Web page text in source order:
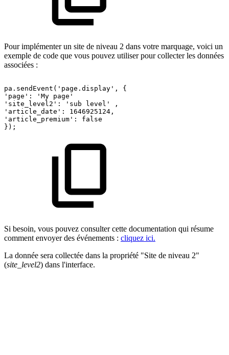
Pour implémenter un site de niveau 2 dans votre marquage, voici un
exemple de code que vous pouvez utiliser pour collecter les données
associées :
pa.sendEvent('page.display',
{
'page':
'My page'
'site_level2':
'sub level'
,
'article_date':
1646925124,
'article_premium':
false
});
Si besoin, vous pouvez consulter cette documentation qui résume
comment envoyer des événements : cliquez ici.
La donnée sera collectée dans la propriété "Site de niveau 2"
(site_level2) dans l'interface.